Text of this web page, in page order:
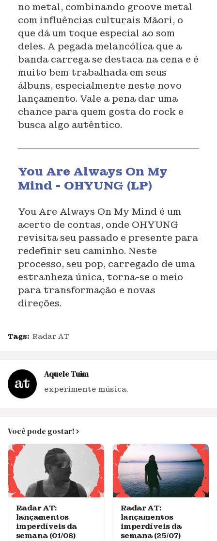
no metal, combinando groove metal
com influências culturais Māori, o
que dá um toque especial ao som
deles. A pegada melancólica que a
banda carrega se destaca na cena e é
muito bem trabalhada em seus
álbuns, especialmente neste novo
lançamento. Vale a pena dar uma
chance para quem gosta do rock e
busca algo autêntico.
You Are Always On My
Mind - OHYUNG (LP)
You Are Always On My Mind é um
acerto de contas, onde OHYUNG
revisita seu passado e presente para
redefinir seu caminho. Neste
processo, seu pop, carregado de uma
estranheza única, torna-se o meio
para transformação e novas
direções.
Tags: Radar AT
Aquele Tuim
experimente música.
Você pode gostar!
Radar AT:
lançamentos
imperdíveis da
semana (01/08)
Radar AT:
lançamentos
imperdíveis da
semana (25/07)